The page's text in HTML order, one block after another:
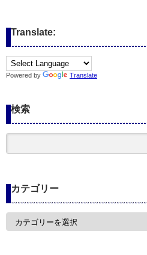
Translate:
Powered by Translate
検索
カテゴリー
カ